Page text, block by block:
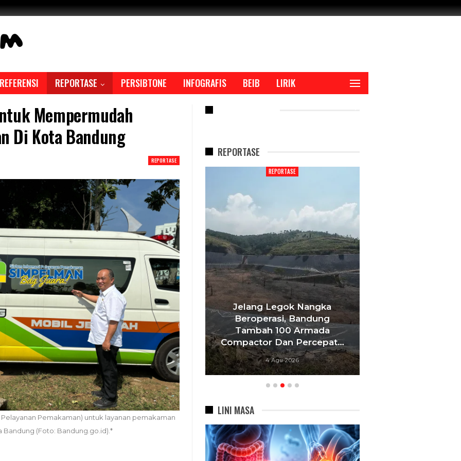
REFERENSI REPORTASE PERSIBTONE INFOGRAFIS BEIB LIRIK
Mempermudah
Di Kota Bandung
REPORTASE
Pemakaman) untuk layanan pemakaman
Bandung (Foto: Bandung.go.id).*
REPORTASE
Satpol PP Bongkar 645
Bangunan Liar Di Bandung,
Penertiban Berlanjut Ke
Sejumlah…
4 Agu 2026
REPORTASE
Jelang Legok Nangka
Beroperasi, Bandung
Tambah 100 Armada
Compactor Dan Percepat…
4 Agu 2026
LINI MASA